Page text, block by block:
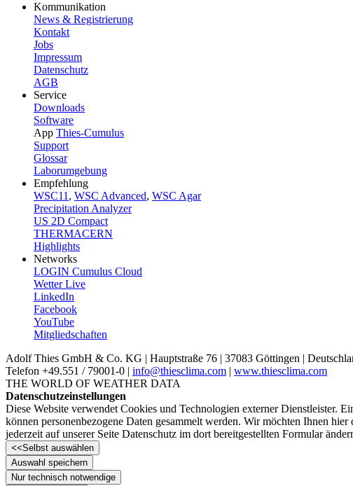
Kommunikation
News & Registrierung
Kontakt
Jobs
Impressum
Datenschutz
AGB
Service
Downloads
Software
App Thies-Cumulus
Support
Glossar
Laborumgebung
Empfehlung
WSC11, WSC Advanced, WSC Agar
Precipitation Analyzer
US 2D Compact
THERMACERN
Highlights
Networks
LOGIN Cumulus Cloud
Wetter Live
LinkedIn
Facebook
YouTube
Mitgliedschaften
Adolf Thies GmbH & Co. KG | Hauptstraße 76 | 37083 Göttingen |
Telefon +49.551 /­ 79001-0 | info@thiesclima.com | www.thiesclima.com
THE WORLD OF WEATHER DATA
Datenschutzeinstellungen
Diese Website verwendet Cookies und Technologien externer Dienstleister.
können personenbezogene Daten gesammelt werden. Wir möchten Ihnen
jederzeit auf unserer Seite Datenschutz im dort bereitgestellten Formular
<<Selbst auswählen
Auswahl speichern
Nur technisch notwendige